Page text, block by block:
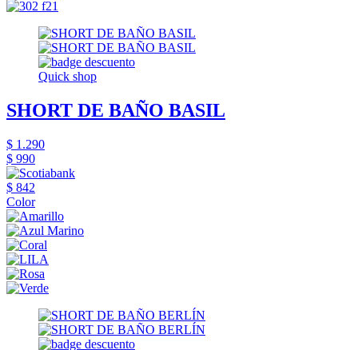
Quick shop
SHORT DE BAÑO BASIL
$ 1.290
$ 990
$ 842
Color